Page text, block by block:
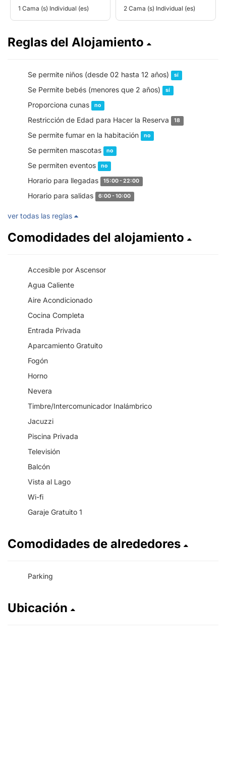
1 Cama (s) Individual (es) 2 Cama (s) Individual (es)
Reglas del Alojamiento
Se permite niños (desde 02 hasta 12 años) sí
Se Permite bebés (menores que 2 años) sí
Proporciona cunas no
Restricción de Edad para Hacer la Reserva 18
Se permite fumar en la habitación no
Se permiten mascotas no
Se permiten eventos no
Horario para llegadas 15:00 - 22:00
Horario para salidas 6:00 - 10:00
ver todas las reglas
Comodidades del alojamiento
Accesible por Ascensor
Agua Caliente
Aire Acondicionado
Cocina Completa
Entrada Privada
Aparcamiento Gratuito
Fogón
Horno
Nevera
Timbre/Intercomunicador Inalámbrico
Jacuzzi
Piscina Privada
Televisión
Balcón
Vista al Lago
Wi-fi
Garaje Gratuito 1
Comodidades de alrededores
Parking
Ubicación